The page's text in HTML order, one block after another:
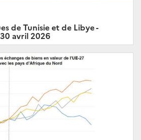
de Tunisie et de Libye -
avril 2026